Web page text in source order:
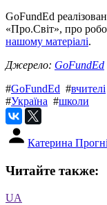
GoFundEd
«Про.Світ», про
нашому матеріалі.
Джерело: GoFundEd
#GoFundEd #вчителі
#Україна #школи
Катерина
Читайте также:
UA